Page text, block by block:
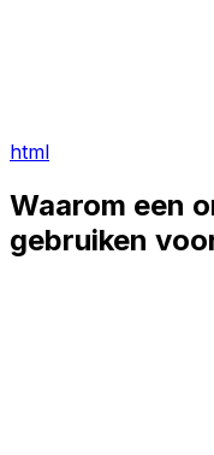
html
Waarom een
gebruiken